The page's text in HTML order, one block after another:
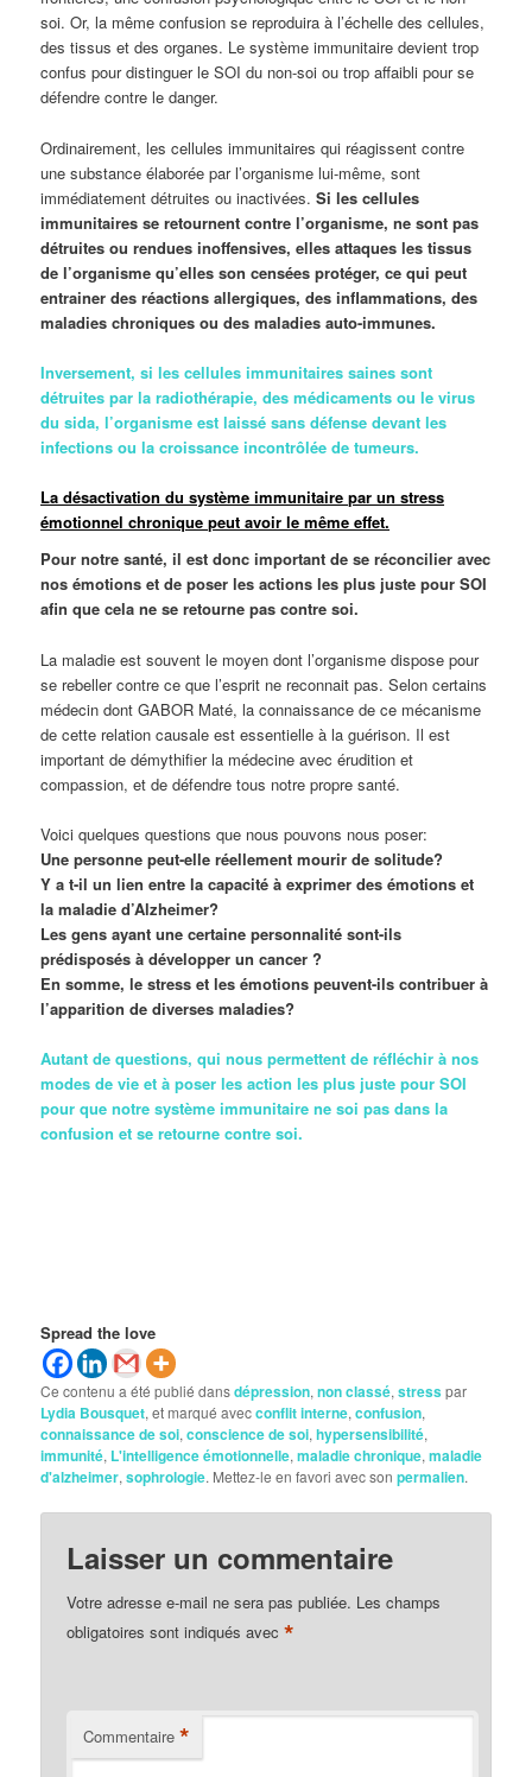
soi. Or, la même confusion se reproduira à l’échelle des cellules,
des tissus et des organes. Le système immunitaire devient trop
confus pour distinguer le SOI du non-soi ou trop affaibli pour se
défendre contre le danger.
Ordinairement, les cellules immunitaires qui réagissent contre
une substance élaborée par l’organisme lui-même, sont
immédiatement détruites ou inactivées.Si les cellules
immunitaires se retournent contre l’organisme, ne sont pas
détruites ou rendues inoffensives, elles attaques les tissus
de l’organisme qu’elles son censées protéger, ce qui peut
entrainer des réactions allergiques, des inflammations, des
maladies chroniques ou des maladies auto-immunes.
Inversement, si les cellules immunitaires saines sont
détruites par la radiothérapie, des médicaments ou le virus
du sida, l’organisme est laissé sans défense devant les
infections ou la croissance incontrôlée de tumeurs.
La désactivation du système immunitaire par un stress
émotionnel chronique peut avoir le même effet.
Pour notre santé, il est donc important de se réconcilier avec
nos émotions et de poser les actions les plus juste pour SOI
afin que cela ne se retourne pas contre soi.
La maladie est souvent le moyen dont l’organisme dispose pour
se rebeller contre ce que l’esprit ne reconnait pas. Selon certains
médecin dont GABOR Maté, la connaissance de ce mécanisme
de cette relation causale est essentielle à la guérison. Il est
important de démythifier la médecine avec érudition et
compassion, et de défendre tous notre propre santé.
Voici quelques questions que nous pouvons nous poser:
Une personne peut-elle réellement mourir de solitude?
Y a t-il un lien entre la capacité à exprimer des émotions et
la maladie d’Alzheimer?
Les gens ayant une certaine personnalité sont-ils
prédisposés à développer un cancer ?
En somme, le stress et les émotions peuvent-ils contribuer à
l’apparition de diverses maladies?
Autant de questions, qui nous permettent de réfléchir à nos
modes de vie et à poser les action les plus juste pour SOI
pour que notre système immunitaire ne soi pas dans la
confusion et se retourne contre soi.
Spread the love
Ce contenu a été publié dansdépression,non classé,stresspar
Lydia Bousquet, et marqué avecconflit interne,confusion,
connaissance de soi,conscience de soi,hypersensibilité,
immunité, L'intelligence émotionnelle,maladie chronique,maladie
d'alzheimer,sophrologie. Mettez-le en favori avec sonpermalien.
Laisser un commentaire
Votre adresse e-mail ne sera pas publiée. Les champs
obligatoires sont indiqués avec*
Commentaire *